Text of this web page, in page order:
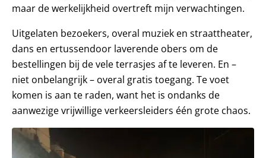
maar de werkelijkheid overtreft mijn verwachtingen.
Uitgelaten bezoekers, overal muziek en straattheater,
dans en ertussendoor laverende obers om de
bestellingen bij de vele terrasjes af te leveren. En –
niet onbelangrijk – overal gratis toegang. Te voet
komen is aan te raden, want het is ondanks de
aanwezige vrijwillige verkeersleiders één grote chaos.